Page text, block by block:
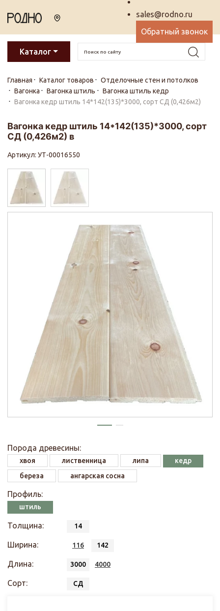
sales@rodno.ru
Обратный звонок
Каталог
Главная Каталог товаров
Отделочные стен и потолков
Вагонка
Вагонка штиль
Вагонка штиль кедр
Вагонка кедр штиль 14*142(135)*3000, сорт СД (0,426м2)
Вагонка кедр штиль 14*142(135)*3000, сорт
СД (0,426м2) в
Артикул: УТ-00016550
Порода древесины:
хвоя лиственница липа
кедр
береза
ангарская сосна
Профиль:
штиль
Толщина: 14
Ширина: 116 142
Длина: 3000 4000
Сорт: СД